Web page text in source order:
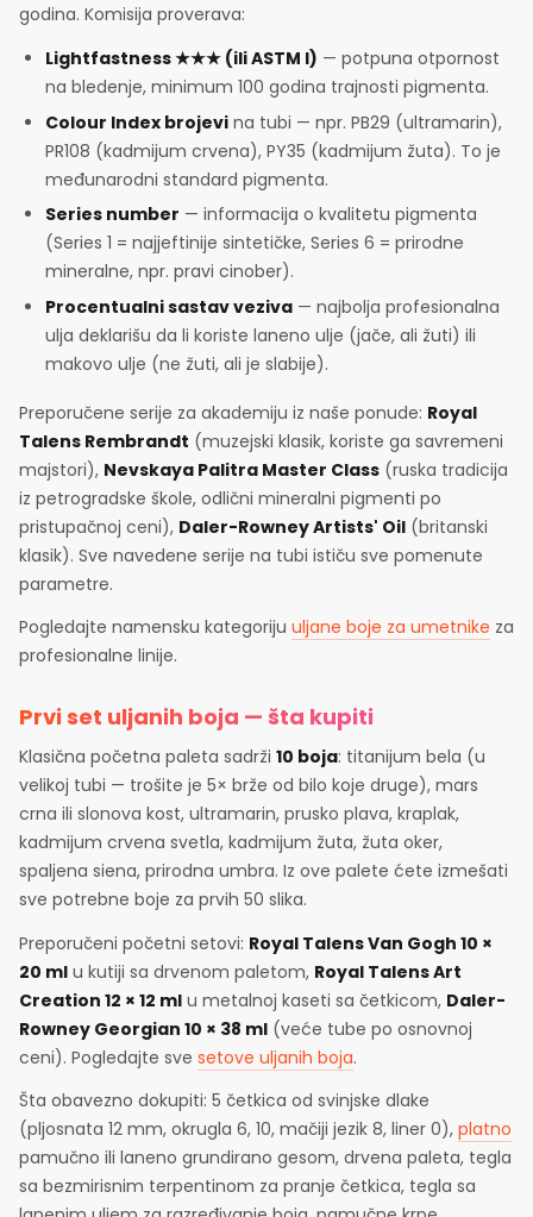
godina. Komisija proverava:
Lightfastness ★★★ (ili ASTM I) — potpuna otpornost
na bledenje, minimum 100 godina trajnosti pigmenta.
Colour Index brojevi na tubi — npr. PB29 (ultramarin),
PR108 (kadmijum crvena), PY35 (kadmijum žuta). To je
međunarodni standard pigmenta.
Series number — informacija o kvalitetu pigmenta
(Series 1 = najjeftinije sintetičke, Series 6 = prirodne
mineralne, npr. pravi cinober).
Procentualni sastav veziva — najbolja profesionalna
ulja deklarišu da li koriste laneno ulje (jače, ali žuti) ili
makovo ulje (ne žuti, ali je slabije).
Preporučene serije za akademiju iz naše ponude: Royal
Talens Rembrandt (muzejski klasik, koriste ga savremeni
majstori), Nevskaya Palitra Master Class (ruska tradicija
iz petrogradske škole, odlični mineralni pigmenti po
pristupačnoj ceni), Daler-Rowney Artists' Oil (britanski
klasik). Sve navedene serije na tubi ističu sve pomenute
parametre.
Pogledajte namensku kategoriju uljane boje za umetnike za
profesionalne linije.
Prvi set uljanih boja — šta kupiti
Klasična početna paleta sadrži 10 boja: titanijum bela (u
velikoj tubi — trošite je 5× brže od bilo koje druge), mars
crna ili slonova kost, ultramarin, prusko plava, kraplak,
kadmijum crvena svetla, kadmijum žuta, žuta oker,
spaljena siena, prirodna umbra. Iz ove palete ćete izmešati
sve potrebne boje za prvih 50 slika.
Preporučeni početni setovi: Royal Talens Van Gogh 10 ×
20 ml u kutiji sa drvenom paletom, Royal Talens Art
Creation 12 × 12 ml u metalnoj kaseti sa četkicom, Daler-
Rowney Georgian 10 × 38 ml (veće tube po osnovnoj
ceni). Pogledajte sve setove uljanih boja.
Šta obavezno dokupiti: 5 četkica od svinjske dlake
(pljosnata 12 mm, okrugla 6, 10, mačiji jezik 8, liner 0), platno
pamučno ili laneno grundirano gesom, drvena paleta, tegla
sa bezmirisnim terpentinom za pranje četkica, tegla sa